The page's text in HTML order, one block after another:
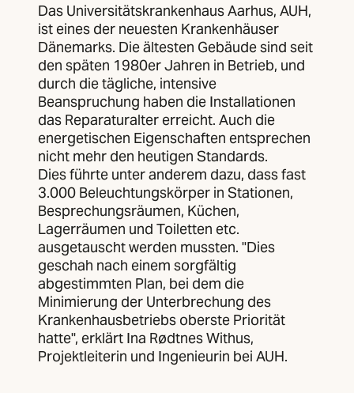
Das Universitätskrankenhaus Aarhus, AUH,
ist eines der neuesten Krankenhäuser
Dänemarks. Die ältesten Gebäude sind seit
den späten 1980er Jahren in Betrieb, und
durch die tägliche, intensive
Beanspruchung haben die Installationen
das Reparaturalter erreicht. Auch die
energetischen Eigenschaften entsprechen
nicht mehr den heutigen Standards.
Dies führte unter anderem dazu, dass fast
3.000 Beleuchtungskörper in Stationen,
Besprechungsräumen, Küchen,
Lagerräumen und Toiletten etc.
ausgetauscht werden mussten. "Dies
geschah nach einem sorgfältig
abgestimmten Plan, bei dem die
Minimierung der Unterbrechung des
Krankenhausbetriebs oberste Priorität
hatte", erklärt Ina Rødtnes Withus,
Projektleiterin und Ingenieurin bei AUH.